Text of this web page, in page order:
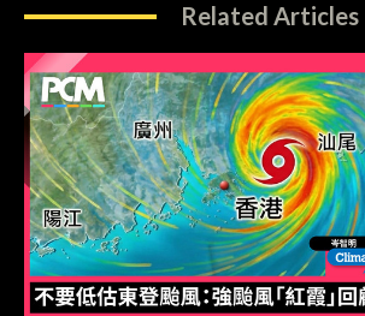
Related Articles